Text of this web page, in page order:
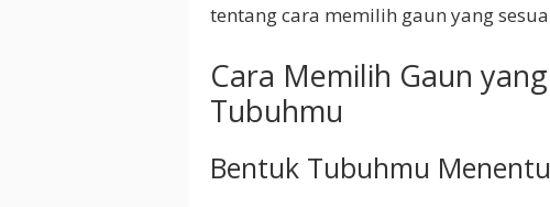
tentang cara memilih gaun yang
Cara Memilih Gaun
Tubuhmu
Bentuk Tubuhmu